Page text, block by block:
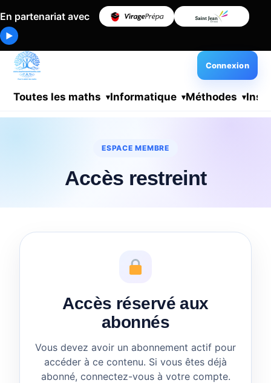
En partenariat avec
▶
Toutes les maths Informatique Méthodes
Connexion
ESPACE MEMBRE
Accès restreint
Accès réservé aux
abonnés
Vous devez avoir un abonnement actif pour
accéder à ce contenu. Si vous êtes déjà
abonné, connectez-vous à votre compte.